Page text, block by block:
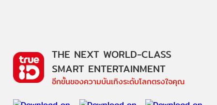
THE NEXT WORLD-CLASS
SMART ENTERTAINMENT
อีกขั้นของความบันเทิงระดับโลกตรงใจคุณ